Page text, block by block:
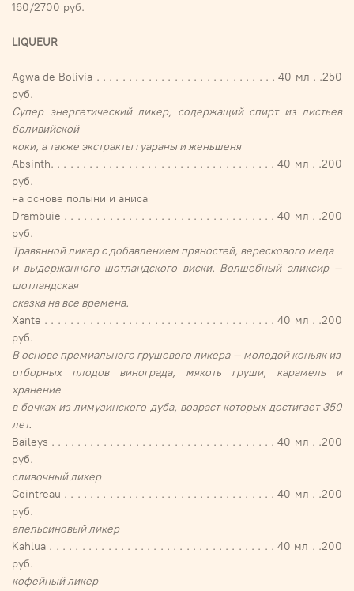
160/2700 руб.
LIQUEUR
Agwa de Bolivia . . . . . . . . . . . . . . . . . . . . . . . . . . . . 40 мл . .250
руб.
Супер энергетический ликер, содержащий спирт из листьев
боливийской
коки, а также экстракты гуараны и женьшеня
Absinth. . . . . . . . . . . . . . . . . . . . . . . . . . . . . . . . . . . 40 мл . .200
руб.
на основе полыни и аниса
Drambuie . . . . . . . . . . . . . . . . . . . . . . . . . . . . . . . . . 40 мл . .200
руб.
Травянной ликер с добавлением пряностей, верескового меда
и выдержанного шотландского виски. Волшебный эликсир –
шотландская
сказка на все времена.
Xante . . . . . . . . . . . . . . . . . . . . . . . . . . . . . . . . . . . . 40 мл . .200
руб.
В основе премиального грушевого ликера – молодой коньяк из
отборных плодов винограда, мякоть груши, карамель и
хранение
в бочках из лимузинского дуба, возраст которых достигает 350
лет.
Baileys . . . . . . . . . . . . . . . . . . . . . . . . . . . . . . . . . . . 40 мл . .200
руб.
сливочный ликер
Cointreau . . . . . . . . . . . . . . . . . . . . . . . . . . . . . . . . . 40 мл . .200
руб.
апельсиновый ликер
Kahlua . . . . . . . . . . . . . . . . . . . . . . . . . . . . . . . . . . . 40 мл . .200
руб.
кофейный ликер